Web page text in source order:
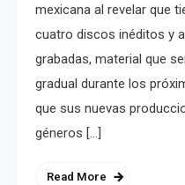
mexicana al revelar que
cuatro discos inéditos y
grabadas, material que
gradual durante los
que sus nuevas
géneros […]
Read More